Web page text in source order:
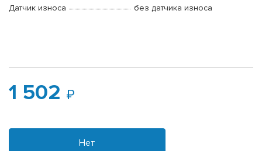
Датчик износа
без датчика износа
1 502
Нет